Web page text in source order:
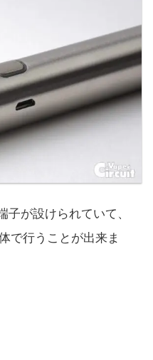
が設けられていて、
で行うことが出来ま